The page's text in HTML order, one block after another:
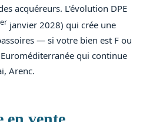
acquéreurs. L'évolution DPE
er janvier 2028) qui crée une
— si votre bien est F ou
qui continue
Arenc.